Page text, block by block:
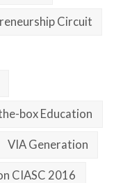
Circuit
box Education
VIA Generation
CIASC 2016